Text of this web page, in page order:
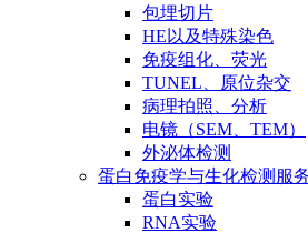
包埋切片
HE以及特殊染色
免疫组化、荧光
TUNEL、原位杂交
病理拍照、分析
电镜（SEM、TEM）
外泌体检测
蛋白免疫学与生化检测服
蛋白实验
RNA实验